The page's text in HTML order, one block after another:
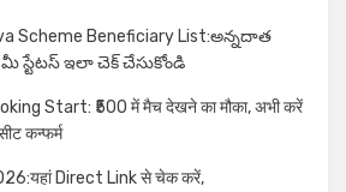
Scheme Beneficiary List:అన్నదాత
స్టేటస్ ఇలా చెక్ చేసుకోండి
Start: ₹500 में मैच देखने का मौका, अभी करें
कन्फर्म
Direct Link से चेक करें,